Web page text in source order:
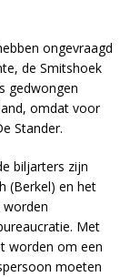
ongevraagd
de Smitshoek
gedwongen
omdat voor
Stander.
biljarters zijn
(Berkel) en het
worden
Met
worden om een
moeten